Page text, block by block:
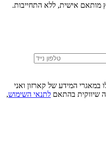
מותאם אישית, ללא התחייבות.
במאגרי המידע של קארזון ואני
שיווקית בהתאם לתנאי השימוש,